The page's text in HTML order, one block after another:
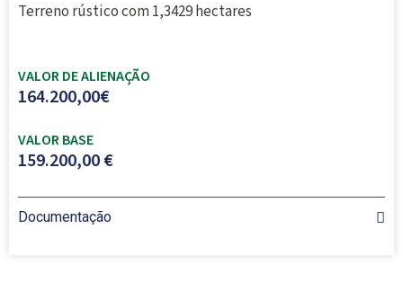
Terreno rústico com 1,3429 hectares
VALOR DE ALIENAÇÃO
164.200,00€
VALOR BASE
159.200,00 €
Documentação